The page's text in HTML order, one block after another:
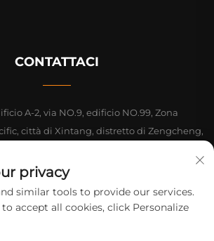
CONTATTACI
A-2, via NO.9, edificio NO.99, Zona
città di Xintang, distretto di Zengcheng,
privacy
similar tools to provide our services.
accept all cookies, click Personalize